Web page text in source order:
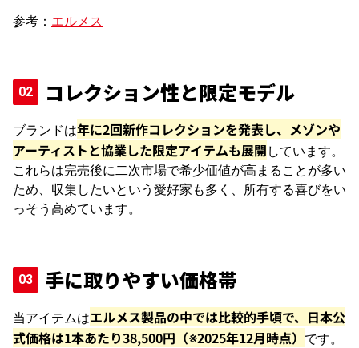
参考： エルメス
コレクション性と限定モデル
ブランドは年に2回新作コレクションを発表し、メゾンや
アーティストと協業した限定アイテムも展開 しています。
これらは完売後に二次市場で希少価値が高まることが多い
ため、収集したいという愛好家も多く、所有する喜びをい
っそう高めています。
手に取りやすい価格帯
当アイテムはエルメス製品の中では比較的手頃で、日本公
式価格は1本あたり38,500円（※2025年12月時点） です。